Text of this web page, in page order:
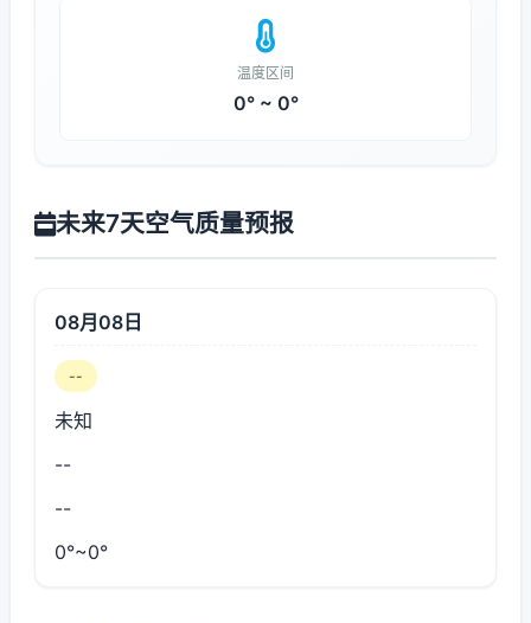
温度区间
0° ~ 0°
未来7天空气质量预报
08月08日
--
未知
--
--
0°~0°